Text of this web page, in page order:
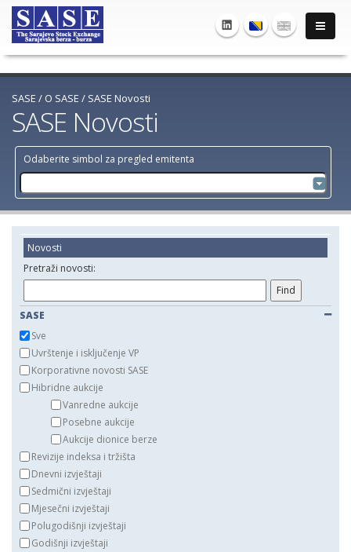
SASE / O SASE / SASE Novosti
Odaberite simbol za pregled emitenta
SASE Novosti
Novosti
Pretraži novosti:
SASE
Sve
Uvrštenje i isključenje VP
Korporativne novosti SASE
Hibridne aukcije
Vanredne aukcije
Posebne aukcije
Aukcije dionice berze
Revizije indeksa i tržišta
Dnevni izvještaji
Sedmični izvještaji
Mjesečni izvještaji
Polugodišnji izvještaji
Godišnji izvještaji